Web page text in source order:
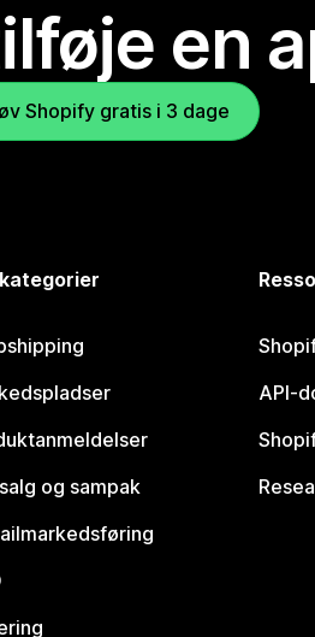
en
Shopify gratis i 3 dage
og sampak
API-